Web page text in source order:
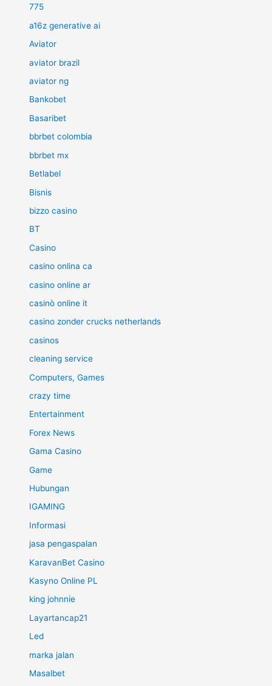
775
a16z generative ai
Aviator
aviator brazil
aviator ng
Bankobet
Basaribet
bbrbet colombia
bbrbet mx
Betlabel
Bisnis
bizzo casino
BT
Casino
casino onlina ca
casino online ar
casinò online it
casino zonder crucks netherlands
casinos
cleaning service
Computers, Games
crazy time
Entertainment
Forex News
Gama Casino
Game
Hubungan
IGAMING
Informasi
jasa pengaspalan
KaravanBet Casino
Kasyno Online PL
king johnnie
Layartancap21
Led
marka jalan
Masalbet